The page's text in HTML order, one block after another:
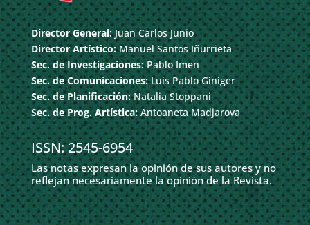
Director General:Juan Carlos Junio
Director Artístico:Manuel Santos Iñurrieta
Sec. de Investigaciones:Pablo Imen
Sec. de Comunicaciones:Luis Pablo Giniger
Sec. de Planificación:Natalia Stoppani
Sec. de Prog. Artística:Antoaneta Madjarova
ISSN: 2545-6954
Las notas expresan la opinión de sus autores y no
reflejan necesariamente la opinión de la Revista.